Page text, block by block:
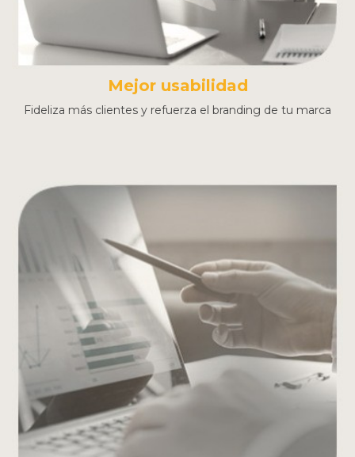
Mejor usabilidad
Fideliza más clientes y refuerza el branding de tu marca